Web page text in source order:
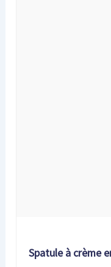
Spatule à crème